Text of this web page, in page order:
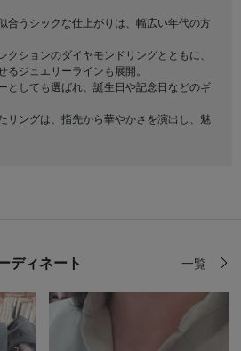
合うシックな仕上がりは、幅広い年代の方
クションのダイヤモンドリングとともに、
るジュエリーラインも展開。
としても選ばれ、誕生日や記念日などのギ
リングは、指先から華やかさを演出し、魅
ディネート 一覧